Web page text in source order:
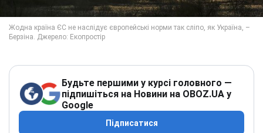
Будьте першими у курсі головного —
підпишіться на Новини на OBOZ.UA у
Google
Підписатися